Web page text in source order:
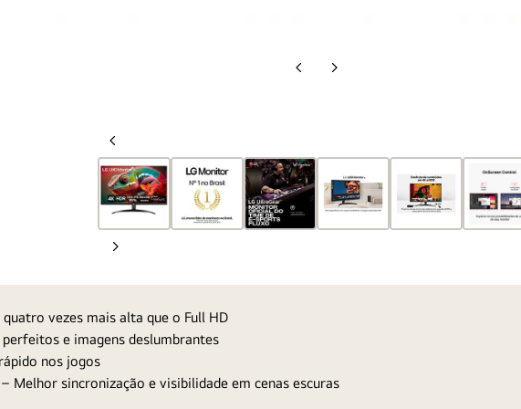
Slide
Próximo
Slide
anterior
Próximo
vezes mais alta que o Full HD
e imagens deslumbrantes
nos jogos
Melhor sincronização e visibilidade em cenas escuras